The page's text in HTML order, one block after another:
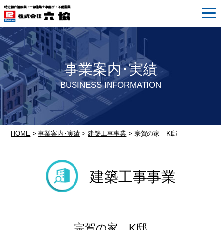
事業案内･実績
BUSINESS INFORMATION
HOME >事業案内･実績 >建築工事事業 > 宗賀の家 K邸
建築工事事業